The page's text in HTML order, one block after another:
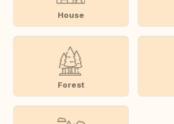
House
Forest